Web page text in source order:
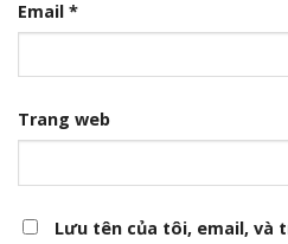
Email *
Trang web
Lưu tên của tôi, email, và